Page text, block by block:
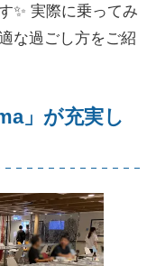
✨ 実際に乗ってみ
な過ごし方をご紹
」が充実し